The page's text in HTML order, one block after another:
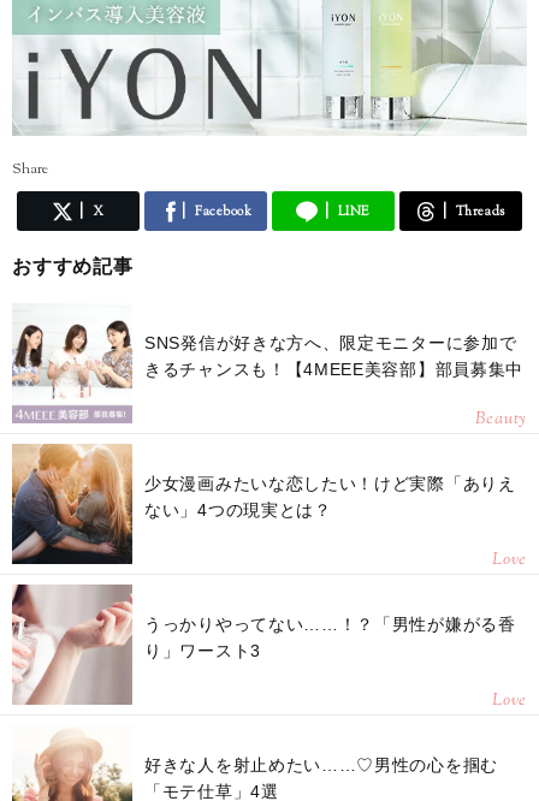
Share
X Facebook LINE Threads
おすすめ記事
SNS発信が好きな方へ、限定モニターに参加で
きるチャンスも！【4MEEE美容部】部員募集中
Beauty
少女漫画みたいな恋したい！けど実際「ありえ
ない」4つの現実とは？
Love
うっかりやってない……！？「男性が嫌がる香
り」ワースト3
Love
好きな人を射止めたい……♡男性の心を掴む
「モテ仕草」4選